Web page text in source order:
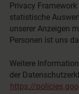
Privacy
statistische
unserer Anzeigen
Personen ist uns
Weitere
der
https://